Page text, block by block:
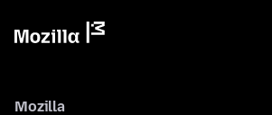
Mozilla